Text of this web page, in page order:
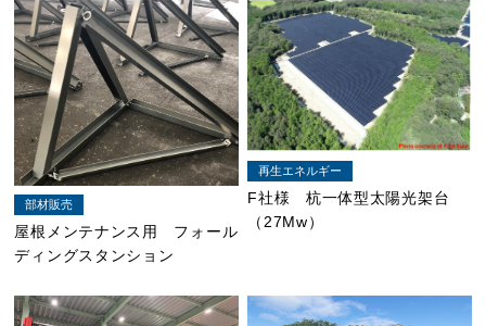
部材販売
屋根メンテナンス用 フォール
ディングスタンション
再生エネルギー
F社様 杭一体型太陽光架台
（27Mw）